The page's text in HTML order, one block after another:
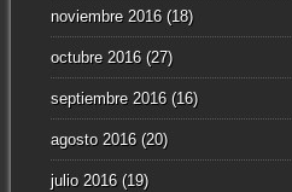
noviembre 2016(18)
octubre 2016(27)
septiembre 2016(16)
agosto 2016(20)
julio 2016(19)